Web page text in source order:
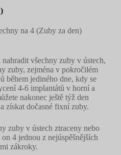
na 4 (Zuby za den)
všechny zuby v ústech,
zuby, zejména v pokročilém
během jediného dne, kdy se
4-6 implantátů v horní a
nakonec ještě týž den
získat dočasné fixní zuby.
zuby v ústech ztraceny nebo
4 jednou z nejúspěšnějších
zákroky.